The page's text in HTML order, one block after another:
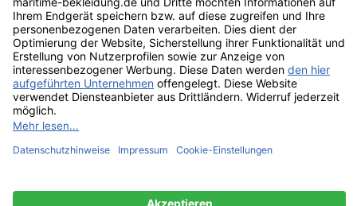
Kundenservice
Hilfe & Infos
Rechtliches
* Alle Preise verstehen sich inkl. Mehrwertsteuer und zzgl.Versandkosten
** Niedrigster Gesamtpreis der letzten 30 Tage vor der Preisermäßigung.